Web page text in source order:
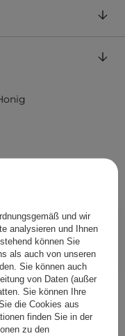
WARENKORB
von
geprüft
und wir
analysieren und Ihnen
können Sie
als auch von unseren
Sie können auch
von Daten (außer
Sie können Ihre
die Cookies aus
finden Sie in der
zu den